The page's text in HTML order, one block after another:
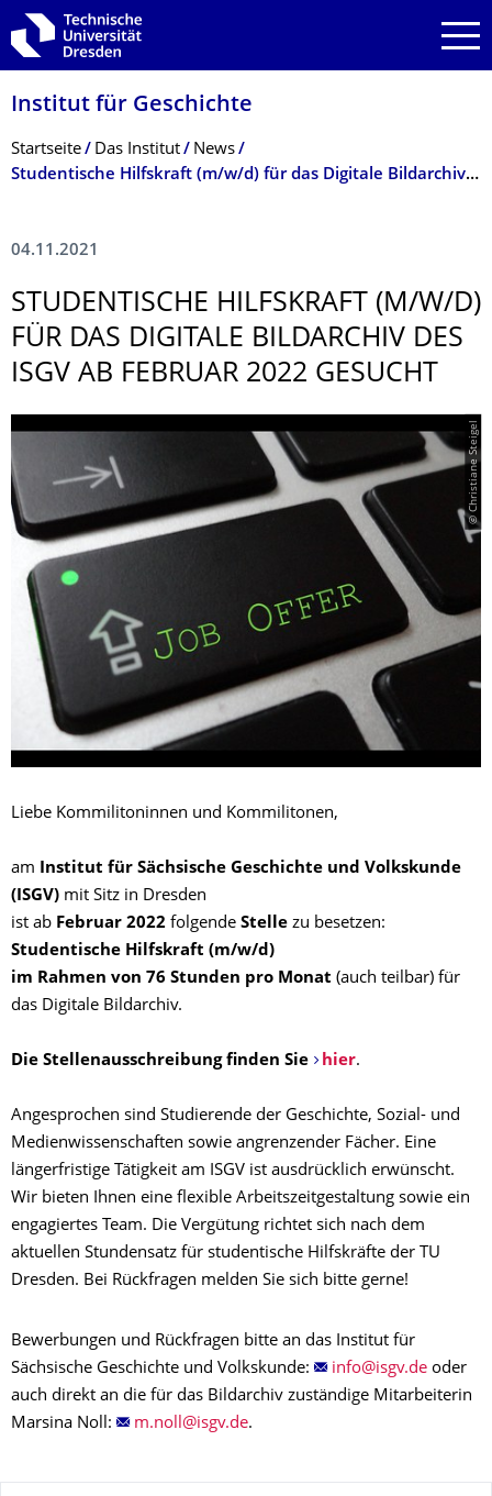
Zur Hauptnavigation springen
Zur Suche springen
Zum Inhalt springen
Institut für Geschichte
Breadcrumb-Menü
Startseite Das Institut
News
Studentische Hilfskraft (m/w/d) für das Digitale Bildarchiv des ISGV ab Februar 2022 gesucht
04.11.2021
STUDENTISCHE HILFSKRAFT (M/W/D)
FÜR DAS DIGITALE BILDARCHIV DES
ISGV AB FEBRUAR 2022 GESUCHT
© Christiane Steigel
Liebe Kommilitoninnen und Kommilitonen,
am Institut für Sächsische Geschichte und Volkskunde
(ISGV) mit Sitz in Dresden
ist ab Februar 2022 folgende Stelle zu besetzen:
Studentische Hilfskraft (m/w/d)
im Rahmen von 76 Stunden pro Monat (auch teilbar) für
das Digitale Bildarchiv.
Die Stellenausschreibung finden Sie hier.
Angesprochen sind Studierende der Geschichte, Sozial- und
Medienwissenschaften sowie angrenzender Fächer. Eine
längerfristige Tätigkeit am ISGV ist ausdrücklich erwünscht.
Wir bieten Ihnen eine flexible Arbeitszeitgestaltung sowie ein
engagiertes Team. Die Vergütung richtet sich nach dem
aktuellen Stundensatz für studentische Hilfskräfte der TU
Dresden. Bei Rückfragen melden Sie sich bitte gerne!
Bewerbungen und Rückfragen bitte an das Institut für
Sächsische Geschichte und Volkskunde:
oder
auch direkt an die für das Bildarchiv zuständige Mitarbeiterin
Marsina Noll:
.